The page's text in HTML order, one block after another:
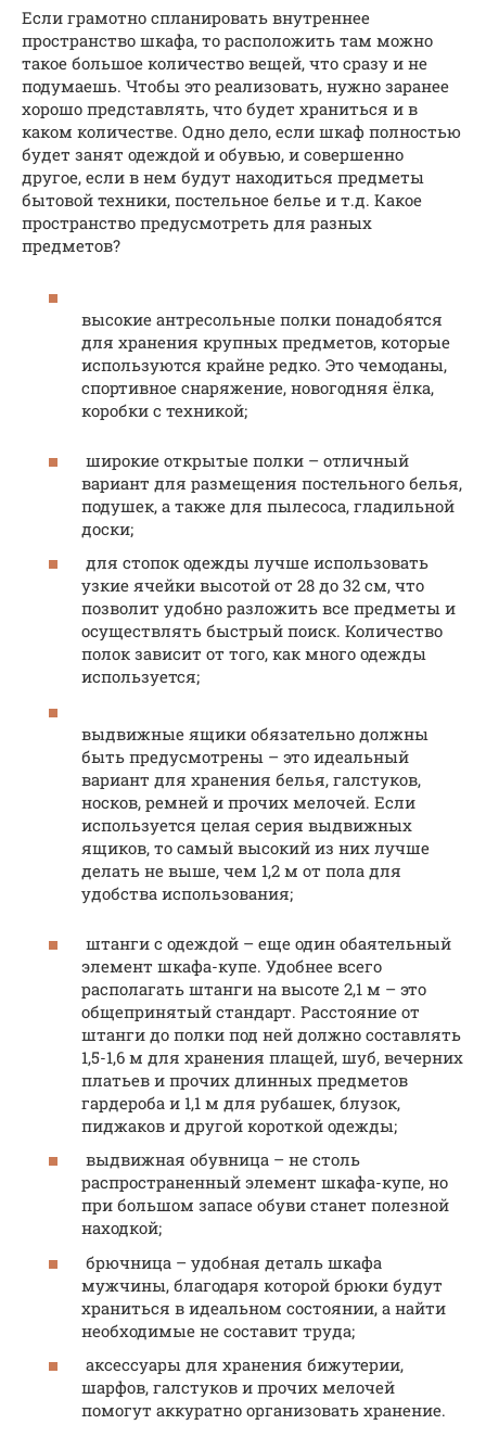
Если грамотно спланировать внутреннее
пространство шкафа, то расположить там можно
такое большое количество вещей, что сразу и не
подумаешь. Чтобы это реализовать, нужно заранее
хорошо представлять, что будет храниться и в
каком количестве. Одно дело, если шкаф полностью
будет занят одеждой и обувью, и совершенно
другое, если в нем будут находиться предметы
бытовой техники, постельное белье и т.д. Какое
пространство предусмотреть для разных
предметов?
высокие антресольные полки понадобятся
для хранения крупных предметов, которые
используются крайне редко. Это чемоданы,
спортивное снаряжение, новогодняя ёлка,
коробки с техникой;
широкие открытые полки – отличный
вариант для размещения постельного белья,
подушек, а также для пылесоса, гладильной
доски;
для стопок одежды лучше использовать
узкие ячейки высотой от 28 до 32 см, что
позволит удобно разложить все предметы и
осуществлять быстрый поиск. Количество
полок зависит от того, как много одежды
используется;
выдвижные ящики обязательно должны
быть предусмотрены – это идеальный
вариант для хранения белья, галстуков,
носков, ремней и прочих мелочей. Если
используется целая серия выдвижных
ящиков, то самый высокий из них лучше
делать не выше, чем 1,2 м от пола для
удобства использования;
штанги с одеждой – еще один обаятельный
элемент шкафа-купе. Удобнее всего
располагать штанги на высоте 2,1 м – это
общепринятый стандарт. Расстояние от
штанги до полки под ней должно составлять
1,5-1,6 м для хранения плащей, шуб, вечерних
платьев и прочих длинных предметов
гардероба и 1,1 м для рубашек, блузок,
пиджаков и другой короткой одежды;
выдвижная обувница – не столь
распространенный элемент шкафа-купе, но
при большом запасе обуви станет полезной
находкой;
брючница – удобная деталь шкафа
мужчины, благодаря которой брюки будут
храниться в идеальном состоянии, а найти
необходимые не составит труда;
аксессуары для хранения бижутерии,
шарфов, галстуков и прочих мелочей
помогут аккуратно организовать хранение.